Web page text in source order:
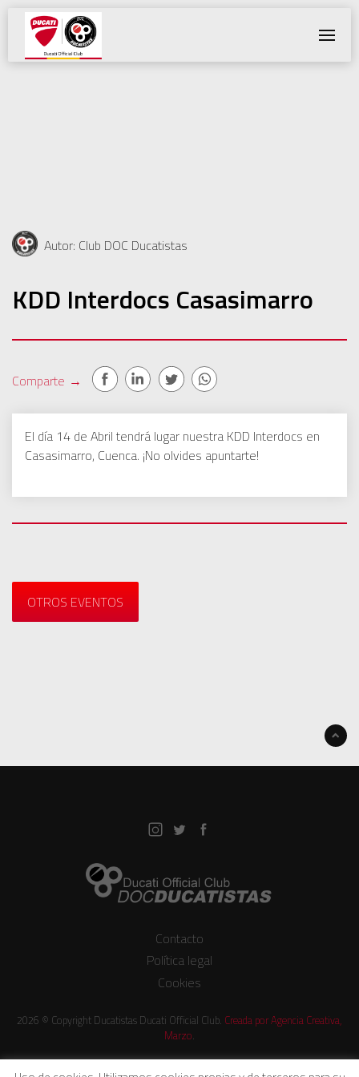
Toggle
Autor: Club DOC Ducatistas
KDD Interdocs Casasimarro
Comparte →
El día 14 de Abril tendrá lugar nuestra KDD Interdocs en
Casasimarro, Cuenca. ¡No olvides apuntarte!
OTROS EVENTOS
Contacto
Política legal
Cookies
2026 © Copyright Ducatistas Ducati Official Club. Creada por Agencia Creativa,
Marzo.